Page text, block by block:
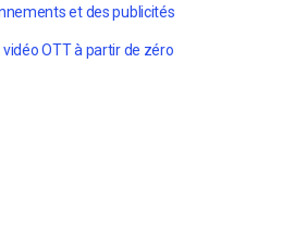
et des publicités
OTT à partir de zéro